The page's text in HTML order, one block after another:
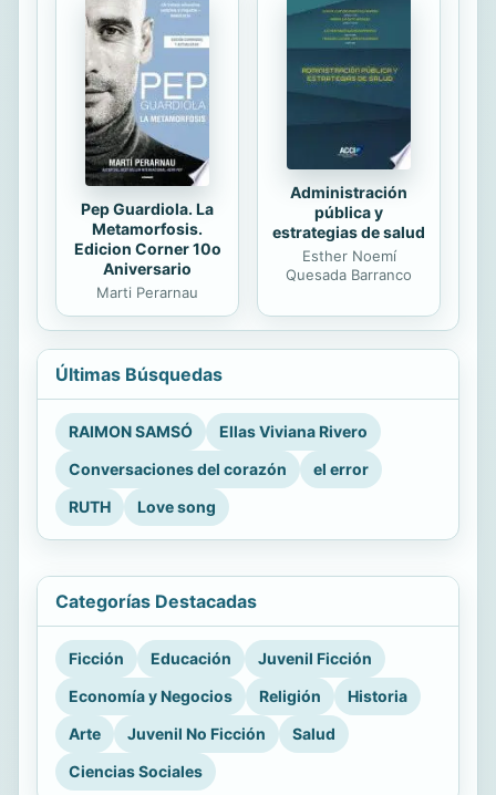
Pep Guardiola. La
Metamorfosis.
Edicion Corner 10o
Aniversario
Marti Perarnau
Administración
pública y
estrategias de salud
Esther Noemí
Quesada Barranco
Últimas Búsquedas
RAIMON SAMSÓ
Ellas Viviana Rivero
Conversaciones del corazón
el error
RUTH
Love song
Categorías Destacadas
Ficción Educación
Juvenil Ficción
Economía y Negocios
Religión
Historia
Arte
Juvenil No Ficción
Salud
Ciencias Sociales